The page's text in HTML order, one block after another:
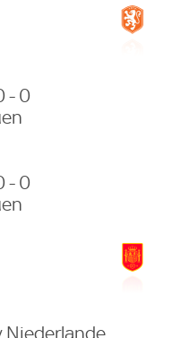
- 0
- 0
Niederlande